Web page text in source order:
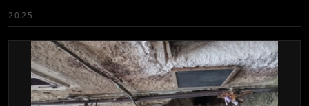
2025